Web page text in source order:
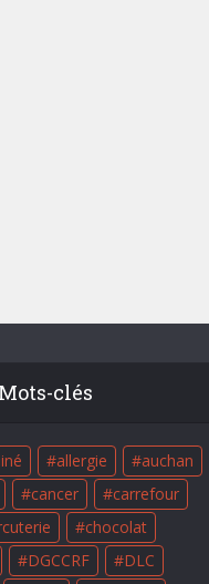
Mots-clés
allergie
auchan
cancer
carrefour
chocolat
DGCCRF
DLC